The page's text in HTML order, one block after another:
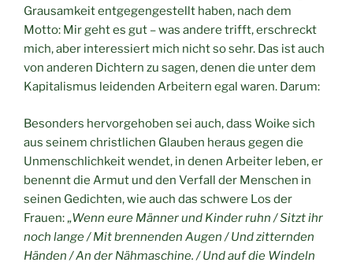
Grausamkeit entgegengestellt haben, nach dem
Motto: Mir geht es gut – was andere trifft, erschreckt
mich, aber interessiert mich nicht so sehr. Das ist auch
von anderen Dichtern zu sagen, denen die unter dem
Kapitalismus leidenden Arbeitern egal waren. Darum:
Besonders hervorgehoben sei auch, dass Woike sich
aus seinem christlichen Glauben heraus gegen die
Unmenschlichkeit wendet, in denen Arbeiter leben, er
benennt die Armut und den Verfall der Menschen in
seinen Gedichten, wie auch das schwere Los der
Frauen: „Wenn eure Männer und Kinder ruhn / Sitzt ihr
noch lange / Mit brennenden Augen / Und zitternden
Händen / An der Nähmaschine. / Und auf die Windeln